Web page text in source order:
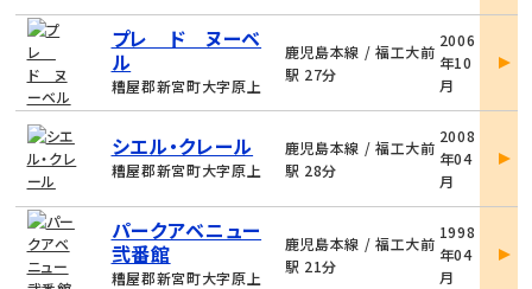
プレ ド ヌーベ
ル
糟屋郡新宮町大字原上
鹿児島本線 / 福工大前
駅 27分
2006
年10
月
詳
シエル・クレール
糟屋郡新宮町大字原上
鹿児島本線 / 福工大前
駅 28分
2008
年04
月
詳
パークアベニュー
弐番館
糟屋郡新宮町大字原上
鹿児島本線 / 福工大前
駅 21分
1998
年04
月
詳